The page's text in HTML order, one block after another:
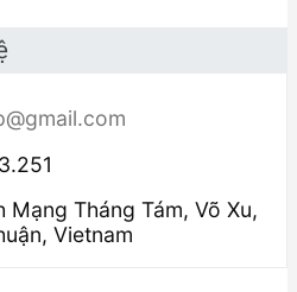
Mạng Tháng Tám, Võ Xu,
Vietnam